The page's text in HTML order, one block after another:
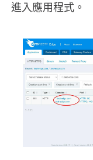
進入應用程式。